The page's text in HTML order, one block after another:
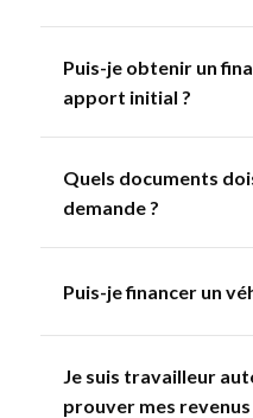
Puis-je obtenir un
apport initial ?
Quels documents
demande ?
Puis-je financer un
Je suis travailleur
prouver mes revenus